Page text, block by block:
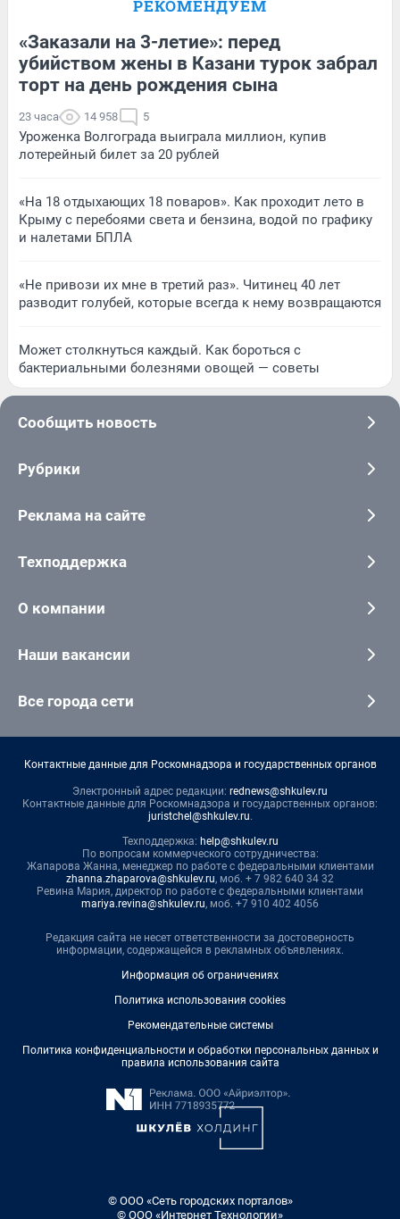
РЕКОМЕНДУЕМ
«Заказали на 3-летие»: перед
убийством жены в Казани турок забрал
торт на день рождения сына
23 часа 14 958 5
Уроженка Волгограда выиграла миллион, купив
лотерейный билет за 20 рублей
«На 18 отдыхающих 18 поваров». Как проходит лето в
Крыму с перебоями света и бензина, водой по графику
и налетами БПЛА
«Не привози их мне в третий раз». Читинец 40 лет
разводит голубей, которые всегда к нему возвращаются
Может столкнуться каждый. Как бороться с
бактериальными болезнями овощей — советы
Сообщить новость
Рубрики
Реклама на сайте
Техподдержка
О компании
Наши вакансии
Все города сети
Контактные данные для Роскомнадзора и государственных органов
Электронный адрес редакции: rednews@shkulev.ru
Контактные данные для Роскомнадзора и государственных органов:
juristchel@shkulev.ru.
Техподдержка: help@shkulev.ru
По вопросам коммерческого сотрудничества:
Жапарова Жанна, менеджер по работе с федеральными клиентами
zhanna.zhaparova@shkulev.ru, моб. + 7 982 640 34 32
Ревина Мария, директор по работе с федеральными клиентами
mariya.revina@shkulev.ru, моб. +7 910 402 4056
Редакция сайта не несет ответственности за достоверность
информации, содержащейся в рекламных объявлениях.
Информация об ограничениях
Политика использования cookies
Рекомендательные системы
Политика конфиденциальности и обработки персональных данных и
правила использования сайта
© ООО «Сеть городских порталов»
© ООО «Интернет Технологии»